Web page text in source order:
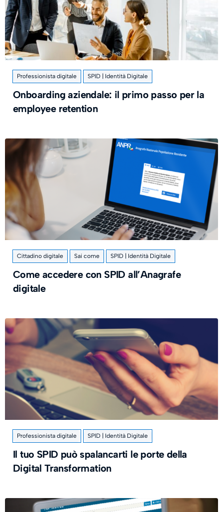
Professionista digitale SPID | Identità Digitale
Onboarding aziendale: il primo passo per la
employee retention
Cittadino digitale Sai come SPID | Identità Digitale
Come accedere con SPID all’Anagrafe
digitale
Professionista digitale SPID | Identità Digitale
Il tuo SPID può spalancarti le porte della
Digital Transformation